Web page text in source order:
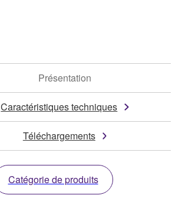
Présentation
Caractéristiques techniques
Téléchargements
Catégorie de produits